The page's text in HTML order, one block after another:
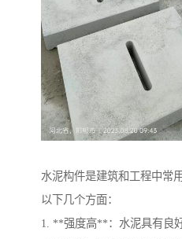
水泥构件是建筑和工程中常
以下几个方面：
1. **强度高**：水泥具有良